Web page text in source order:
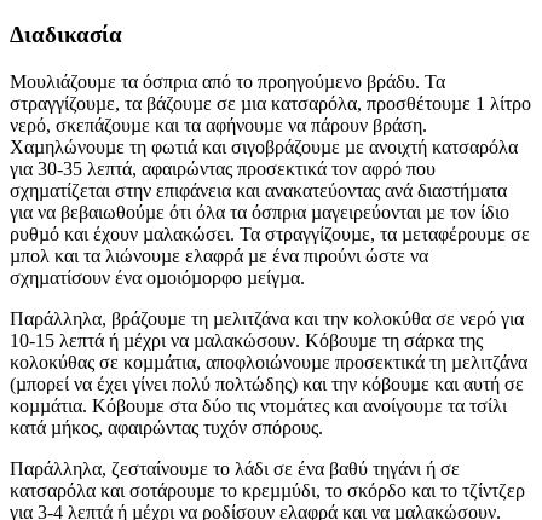
Διαδικασία
Μουλιάζουµε τα όσπρια από το προηγούµενο βράδυ. Τα
στραγγίζουµε, τα βάζουµε σε µια κατσαρόλα, προσθέτουµε 1 λίτρο
νερό, σκεπάζουµε και τα αφήνουµε να πάρουν βράση.
Χαµηλώνουµε τη φωτιά και σιγοβράζουµε µε ανοιχτή κατσαρόλα
για 30-35 λεπτά, αφαιρώντας προσεκτικά τον αφρό που
σχηµατίζεται στην επιφάνεια και ανακατεύοντας ανά διαστήµατα
για να βεβαιωθούµε ότι όλα τα όσπρια µαγειρεύονται µε τον ίδιο
ρυθµό και έχουν µαλακώσει. Τα στραγγίζουµε, τα µεταφέρουµε σε
µπολ και τα λιώνουµε ελαφρά µε ένα πιρούνι ώστε να
σχηµατίσουν ένα οµοιόµορφο µείγµα.
Παράλληλα, βράζουµε τη µελιτζάνα και την κολοκύθα σε νερό για
10-15 λεπτά ή µέχρι να µαλακώσουν. Κόβουµε τη σάρκα της
κολοκύθας σε κοµµάτια, αποφλοιώνουµε προσεκτικά τη µελιτζάνα
(µπορεί να έχει γίνει πολύ πολτώδης) και την κόβουµε και αυτή σε
κοµµάτια. Κόβουµε στα δύο τις ντοµάτες και ανοίγουµε τα τσίλι
κατά µήκος, αφαιρώντας τυχόν σπόρους.
Παράλληλα, ζεσταίνουµε το λάδι σε ένα βαθύ τηγάνι ή σε
κατσαρόλα και σοτάρουµε το κρεµµύδι, το σκόρδο και το τζίντζερ
για 3-4 λεπτά ή µέχρι να ροδίσουν ελαφρά και να µαλακώσουν.